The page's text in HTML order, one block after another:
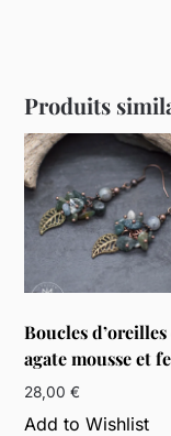
Produits
Boucles d’oreilles
agate mousse et
28,00€
Add to Wishlist